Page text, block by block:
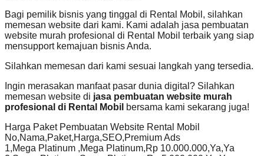
Bagi pemilik bisnis yang tinggal di Rental Mobil, silahkan
memesan website dari kami. Kami adalah jasa pembuatan
website murah profesional di Rental Mobil terbaik yang siap
mensupport kemajuan bisnis Anda.
Silahkan memesan dari kami sesuai langkah yang tersedia.
Ingin merasakan manfaat pasar dunia digital? Silahkan
memesan website di jasa pembuatan website murah
profesional di Rental Mobil bersama kami sekarang juga!
Harga Paket Pembuatan Website Rental Mobil
No,Nama,Paket,Harga,SEO,Premium Ads
1,Mega Platinum ,Mega Platinum,Rp 10.000.000,Ya,Ya